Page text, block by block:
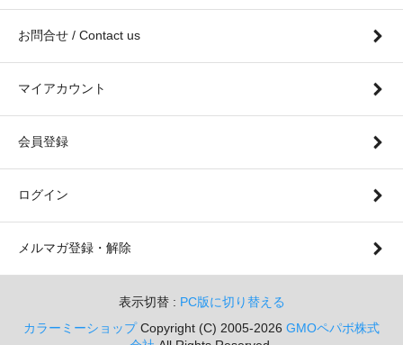
お問合せ / Contact us
マイアカウント
会員登録
ログイン
メルマガ登録・解除
表示切替 : PC版に切り替える
カラーミーショップCopyright (C) 2005-2026 GMOペパボ株式